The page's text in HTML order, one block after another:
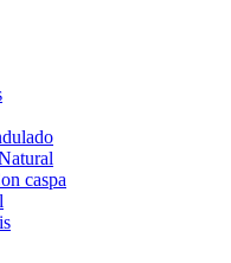
caspa